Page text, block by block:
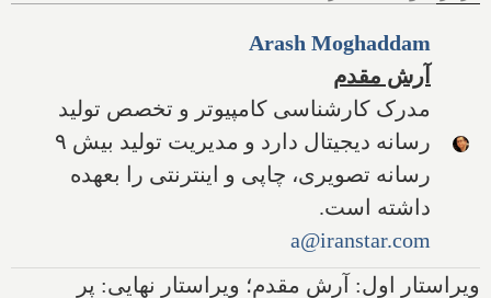
Arash Moghaddam
آرش مقدم
مدرک کارشناسی کامپیوتر و تخصص تولید
رسانه دیجیتال دارد و مدیریت تولید بیش ۹
رسانه تصویری، چاپی و اینترنتی را بعهده
داشته است.
a@iranstar.com
ویراستار اول: آرش مقدم؛ ویراستار نهایی: پر